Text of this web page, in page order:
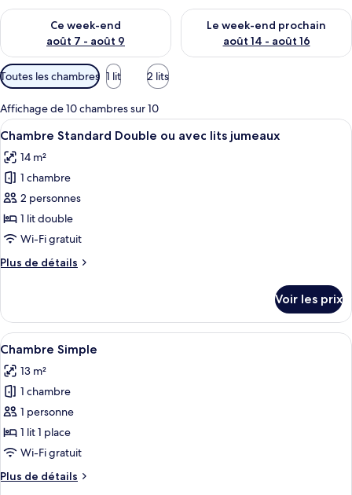
Ce week-end
août 7 - août 9
Vérifier la disponibilité pour ce week-end août 7 - août 9
Le week-end prochain
août 14 - août 16
Vérifier la disponibilité pour
Filtres
disponibles
pour
les
chambres
Toutes les chambres 1 lit 2 lits
Affichage de 10 chambres sur 10
Afficher
toutes
les
photos
pour
ce
type
chambre :
Double
ou
avec
lits
jumeaux
Chambre Standard Double ou avec
7
Chambre Standard Double ou avec lits jumeaux
14 m²
1 chambre
2 personnes
1 lit double
Wi-Fi gratuit
Plus de détails
Plus
le
type
de
Chambre
Standard
ou
avec
lits
jumeaux
Voir les prix
Afficher
toutes
les
photos
pour
ce
type
chambre :
Une chambre à coucher moderne
4
Chambre Simple
13 m²
1 chambre
1 personne
1 lit 1 place
Wi-Fi gratuit
Plus de détails
Plus